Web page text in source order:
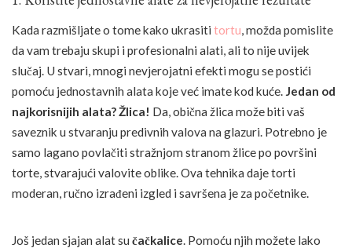
Kada razmišljate o tome kako ukrasiti tortu, možda pomislite
da vam trebaju skupi i profesionalni alati, ali to nije uvijek
slučaj. U stvari, mnogi nevjerojatni efekti mogu se postići
pomoću jednostavnih alata koje već imate kod kuće. Jedan od
najkorisnijih alata? Žlica! Da, obična žlica može biti vaš
saveznik u stvaranju predivnih valova na glazuri. Potrebno je
samo lagano povlačiti stražnjom stranom žlice po površini
torte, stvarajući valovite oblike. Ova tehnika daje torti
moderan, ručno izrađeni izgled i savršena je za početnike.
Još jedan sjajan alat su čačkalice. Pomoću njih možete lako